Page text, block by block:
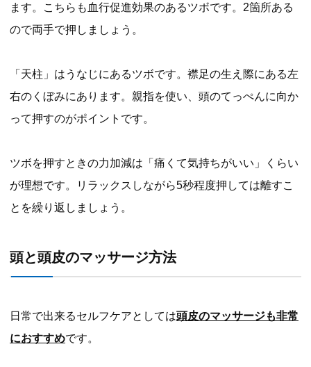
ます。こちらも血行促進効果のあるツボです。2箇所ある
ので両手で押しましょう。
「天柱」はうなじにあるツボです。襟足の生え際にある左
右のくぼみにあります。親指を使い、頭のてっぺんに向か
って押すのがポイントです。
ツボを押すときの力加減は「痛くて気持ちがいい」くらい
が理想です。リラックスしながら5秒程度押しては離すこ
とを繰り返しましょう。
頭と頭皮のマッサージ方法
日常で出来るセルフケアとしては頭皮のマッサージも非常
におすすめです。